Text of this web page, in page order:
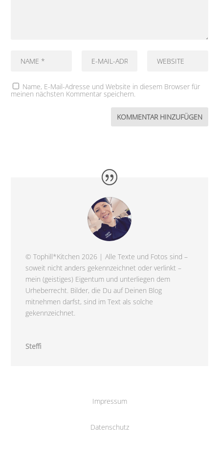
Name, E-Mail-Adresse und Website in diesem Browser für
meinen nächsten Kommentar speichern.
© Tophill*Kitchen 2026 | Alle Texte und Fotos sind –
soweit nicht anders gekennzeichnet oder verlinkt –
mein (geistiges) Eigentum und unterliegen dem
Urheberrecht. Bilder, die Du auf Deinen Blog
mitnehmen darfst, sind im Text als solche
gekennzeichnet.
Steffi
Impressum
Datenschutz